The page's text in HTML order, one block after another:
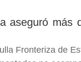
aseguró más
Fronteriza de